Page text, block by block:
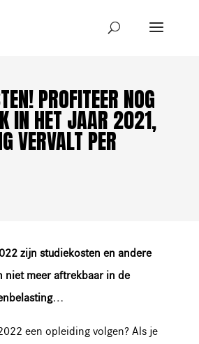
PROFITEER NOG
IN HET JAAR 2021,
VERVALT PER
zijn studiekosten en andere
niet meer aftrekbaar in de
een opleiding volgen? Als je